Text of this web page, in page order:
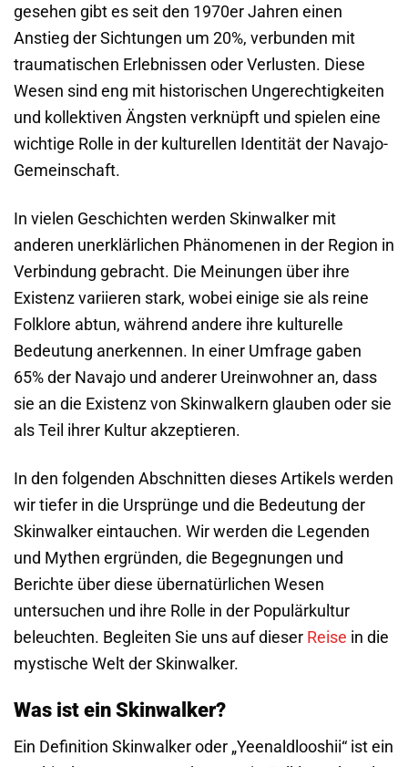
gesehen gibt es seit den 1970er Jahren einen
Anstieg der Sichtungen um 20%, verbunden mit
traumatischen Erlebnissen oder Verlusten. Diese
Wesen sind eng mit historischen Ungerechtigkeiten
und kollektiven Ängsten verknüpft und spielen eine
wichtige Rolle in der kulturellen Identität der Navajo-
Gemeinschaft.
In vielen Geschichten werden Skinwalker mit
anderen unerklärlichen Phänomenen in der Region in
Verbindung gebracht. Die Meinungen über ihre
Existenz variieren stark, wobei einige sie als reine
Folklore abtun, während andere ihre kulturelle
Bedeutung anerkennen. In einer Umfrage gaben
65% der Navajo und anderer Ureinwohner an, dass
sie an die Existenz von Skinwalkern glauben oder sie
als Teil ihrer Kultur akzeptieren.
In den folgenden Abschnitten dieses Artikels werden
wir tiefer in die Ursprünge und die Bedeutung der
Skinwalker eintauchen. Wir werden die Legenden
und Mythen ergründen, die Begegnungen und
Berichte über diese übernatürlichen Wesen
untersuchen und ihre Rolle in der Populärkultur
beleuchten. Begleiten Sie uns auf dieser Reise in die
mystische Welt der Skinwalker.
Was ist ein Skinwalker?
Ein Definition Skinwalker oder „Yeenaldlooshii“ ist ein